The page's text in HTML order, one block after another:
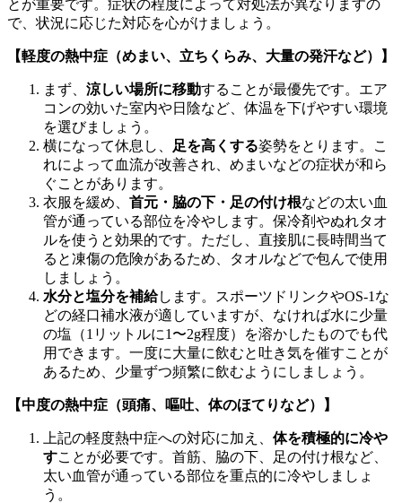
とが重要です。症状の程度によって対処法が異なりますの
で、状況に応じた対応を心がけましょう。
【軽度の熱中症（めまい、立ちくらみ、大量の発汗など）】
まず、 涼しい場所に移動することが最優先です。エア
コンの効いた室内や日陰など、体温を下げやすい環境
を選びましょう。
横になって休息し、
足を高くする姿勢をとります。こ
れによって血流が改善され、めまいなどの症状が和ら
ぐことがあります。
衣服を緩め、 首元・脇の下・足の付け根などの太い血
管が通っている部位を冷やします。保冷剤やぬれタオ
ルを使うと効果的です。ただし、直接肌に長時間当て
ると凍傷の危険があるため、タオルなどで包んで使用
しましょう。
水分と塩分を補給します。スポーツドリンクやOS-1な
どの経口補水液が適していますが、なければ水に少量
の塩（1リットルに1〜2g程度）を溶かしたものでも代
用できます。一度に大量に飲むと吐き気を催すことが
あるため、少量ずつ頻繁に飲むようにしましょう。
【中度の熱中症（頭痛、嘔吐、体のほてりなど）】
上記の軽度熱中症への対応に加え、 体を積極的に冷や
すことが必要です。首筋、脇の下、足の付け根など、
太い血管が通っている部位を重点的に冷やしましょ
う。